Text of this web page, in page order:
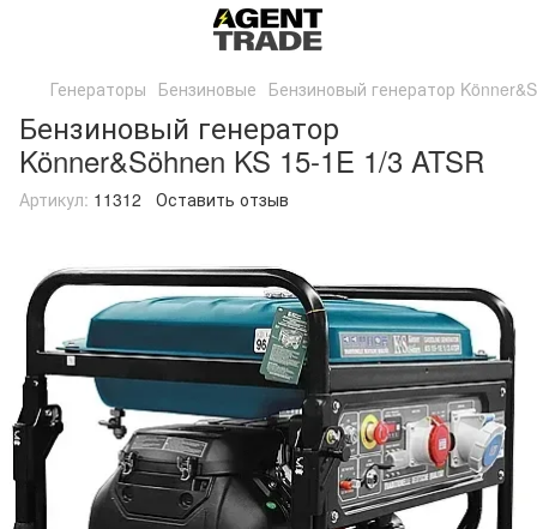
Генераторы Бензиновые Бензиновый генератор
Бензиновый генератор
Könner&Söhnen KS 15-1E 1/3 ATSR
Артикул: 11312 Оставить отзыв